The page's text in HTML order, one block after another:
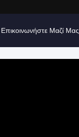
Επικοινωνήστε Μαζί Μας